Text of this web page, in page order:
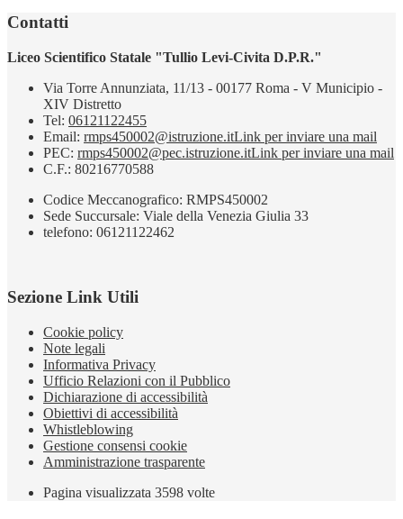
Contatti
Liceo Scientifico Statale "Tullio Levi-Civita D.P.R."
Via Torre Annunziata, 11/13 - 00177 Roma - V Municipio -
XIV Distretto
Tel: 06121122455
Email: rmps450002@istruzione.itLink per inviare una mail
PEC: rmps450002@pec.istruzione.itLink per inviare una mail
C.F.: 80216770588
Codice Meccanografico: RMPS450002
Sede Succursale: Viale della Venezia Giulia 33
telefono: 06121122462
Sezione Link Utili
Cookie policy
Note legali
Informativa Privacy
Ufficio Relazioni con il Pubblico
Dichiarazione di accessibilità
Obiettivi di accessibilità
Whistleblowing
Gestione consensi cookie
Amministrazione trasparente
Pagina visualizzata 3598 volte